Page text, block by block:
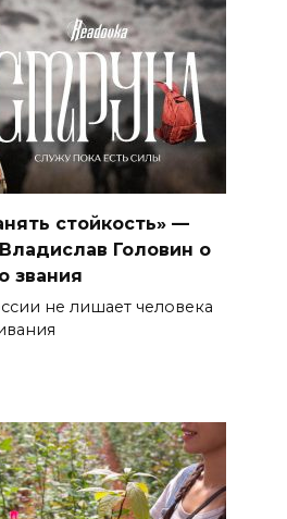
стойкость» —
Головин о
звания
не лишает человека